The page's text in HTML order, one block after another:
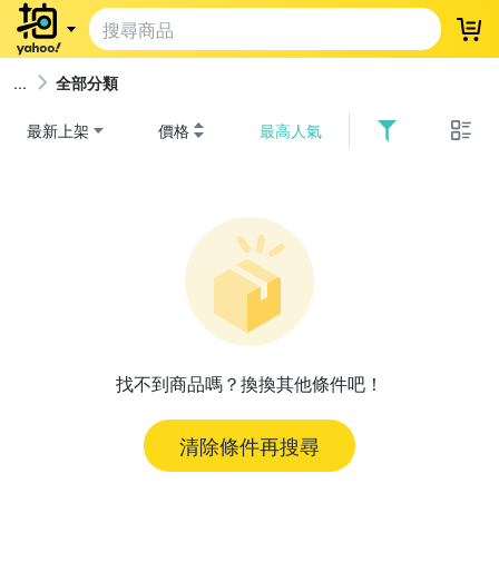
登
全部分類
最新上架 價格 最高人氣
找不到商品嗎？換換其他條件吧！
清除條件再搜尋